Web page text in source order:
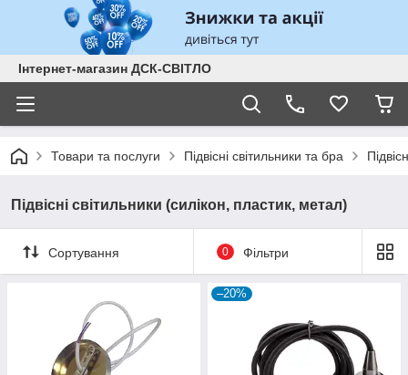
Інтернет-магазин ДСК-СВІТЛО
Товари та послуги Підвісні світильники та бра
Підвісні світильники (силікон, пластик, метал)
Сортування 0 Фільтри
–20%